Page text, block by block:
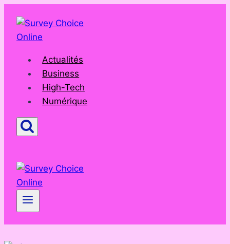
contenu
Actualités
Business
High-Tech
Numérique